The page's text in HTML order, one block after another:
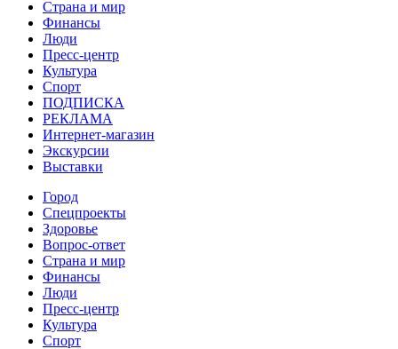
Страна и мир
Финансы
Люди
Пресс-центр
Культура
Спорт
ПОДПИСКА
РЕКЛАМА
Интернет-магазин
Экскурсии
Выставки
Город
Спецпроекты
Здоровье
Вопрос-ответ
Страна и мир
Финансы
Люди
Пресс-центр
Культура
Спорт